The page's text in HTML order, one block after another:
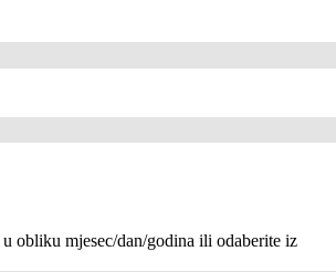
obliku mjesec/dan/godina ili odaberite iz